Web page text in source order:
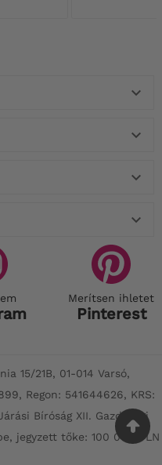




Merítsen ihletet
Pinterest
15/21B, 01-014 Varsó,
Regon: 541644626, KRS:
Bíróság XII. Gazdasági
jegyzett tőke: 100 000 PLN